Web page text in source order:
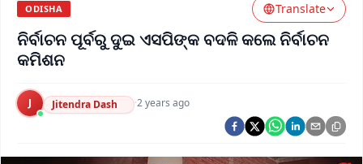
Argus Health Connect
Argus Swaad Odisha
Argus Chalo Dekhein Apna Desh
ODISHA Translate
ନିର୍ବାଚନ ପୂର୍ବରୁ ଦୁଇ ଏସପିଙ୍କ ବଦଳି କଲେ ନିର୍ବାଚନ
କମିଶନ
J Jitendra Dash ·2 years ago